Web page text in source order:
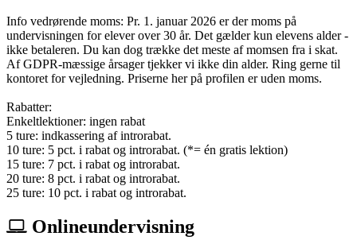
Info vedrørende moms: Pr. 1. januar 2026 er der moms på
undervisningen for elever over 30 år. Det gælder kun elevens alder -
ikke betaleren. Du kan dog trække det meste af momsen fra i skat.
Af GDPR-mæssige årsager tjekker vi ikke din alder. Ring gerne til
kontoret for vejledning. Priserne her på profilen er uden moms.
Rabatter:
Enkeltlektioner: ingen rabat
5 ture: indkassering af introrabat.
10 ture: 5 pct. i rabat og introrabat. (*= én gratis lektion)
15 ture: 7 pct. i rabat og introrabat.
20 ture: 8 pct. i rabat og introrabat.
25 ture: 10 pct. i rabat og introrabat.
Onlineundervisning